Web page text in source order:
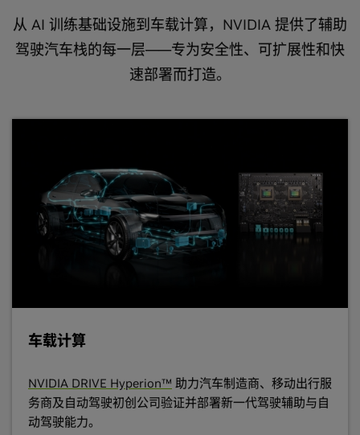
从 AI 训练基础设施到车载计算，NVIDIA 提供了辅助
驾驶汽车栈的每一层——专为安全性、可扩展性和快
速部署而打造。
车载计算
NVIDIA DRIVE Hyperion™ 助力汽车制造商、移动出行服
务商及自动驾驶初创公司验证并部署新一代驾驶辅助与自
动驾驶能力。